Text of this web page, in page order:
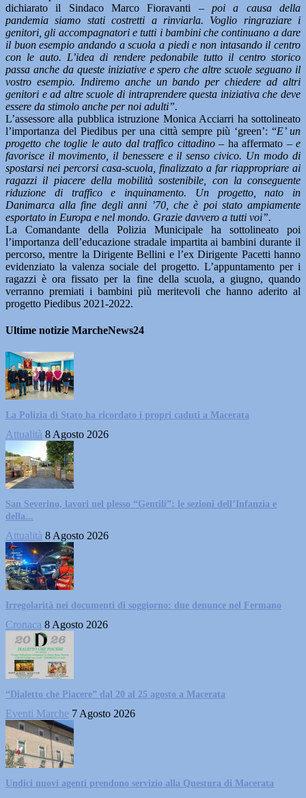
dichiarato il Sindaco Marco Fioravanti – poi a causa della
pandemia siamo stati costretti a rinviarla. Voglio ringraziare i
genitori, gli accompagnatori e tutti i bambini che continuano a dare
il buon esempio andando a scuola a piedi e non intasando il centro
con le auto. L’idea di rendere pedonabile tutto il centro storico
passa anche da queste iniziative e spero che altre scuole seguano il
vostro esempio. Indiremo anche un bando per chiedere ad altri
genitori e ad altre scuole di intraprendere questa iniziativa che deve
essere da stimolo anche per noi adulti”.
L’assessore alla pubblica istruzione Monica Acciarri ha sottolineato
l’importanza del Piedibus per una città sempre più ‘green’: “E’ un
progetto che toglie le auto dal traffico cittadino– ha affermato – e
favorisce il movimento, il benessere e il senso civico. Un modo di
spostarsi nei percorsi casa-scuola, finalizzato a far riappropriare ai
ragazzi il piacere della mobilità sostenibile, con la conseguente
riduzione di traffico e inquinamento. Un progetto, nato in
Danimarca alla fine degli anni ’70, che è poi stato ampiamente
esportato in Europa e nel mondo. Grazie davvero a tutti voi”.
La Comandante della Polizia Municipale ha sottolineato poi
l’importanza dell’educazione stradale impartita ai bambini durante il
percorso, mentre la Dirigente Bellini e l’ex Dirigente Pacetti hanno
evidenziato la valenza sociale del progetto. L’appuntamento per i
ragazzi è ora fissato per la fine della scuola, a giugno, quando
verranno premiati i bambini più meritevoli che hanno aderito al
progetto Piedibus 2021-2022.
Ultime notizie MarcheNews24
La Polizia di Stato ha ricordato i propri caduti a Macerata
Attualità 8 Agosto 2026
San Severino, lavori nel plesso “Gentili”: le sezioni dell’Infanzia e
della...
Attualità 8 Agosto 2026
Irregolarità nei documenti di soggiorno: due denunce nel Fermano
Cronaca 8 Agosto 2026
“Dialetto che Piacere” dal 20 al 25 agosto a Macerata
Eventi Marche 7 Agosto 2026
Undici nuovi agenti prendono servizio alla Questura di Macerata